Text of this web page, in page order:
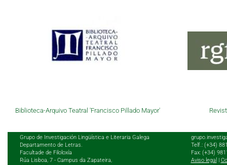
Biblioteca-Arquivo Teatral 'Francisco Pillado Mayor'
Grupo de Investigación Lingüística e Literaria Galega
Departamento de Letras.
Facultade de Filoloxía
Rúa Lisboa, 7 - Campus da Zapateira,
Telf.: (+34)
Fax: (+34)
Aviso legal |